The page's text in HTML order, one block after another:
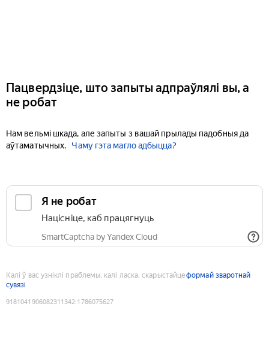
Пацвердзіце, што запыты адпраўлялі вы, а
не робат
Нам вельмі шкада, але запыты з вашай прылады падобныя да
аўтаматычных.
Чаму гэта магло адбыцца?
Я не робат
Націсніце, каб працягнуць
SmartCaptcha by Yandex Cloud
Калі ў вас узніклі праблемы, калі ласка, скарыстайцеформай зваротнай
сувязі
9181041906082311342:1786075627